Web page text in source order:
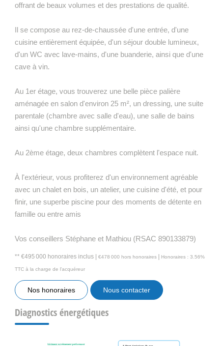
offrant de beaux volumes et des prestations de qualité.
Il se compose au rez-de-chaussée d'une entrée, d'une
cuisine entièrement équipée, d'un séjour double lumineux,
d'un WC avec lave-mains, d'une buanderie, ainsi que d'une
cave à vin.
Au 1er étage, vous trouverez une belle pièce palière
aménagée en salon d'environ 25 m², un dressing, une suite
parentale (chambre avec salle d'eau), une salle de bains
ainsi qu'une chambre supplémentaire.
Au 2ème étage, deux chambres complètent l'espace nuit.
À l'extérieur, vous profiterez d'un environnement agréable
avec un chalet en bois, un atelier, une cuisine d'été, et pour
finir, une superbe piscine pour des moments de détente en
famille ou entre amis
Vos conseillers Stéphane et Mathiou (RSAC 890133879)
** €495 000 honoraires inclus | €478 000 hors honoraires | Honoraires : 3.56%
TTC à la charge de l'acquéreur
Nos honoraires Nous contacter
Diagnostics énergétiques